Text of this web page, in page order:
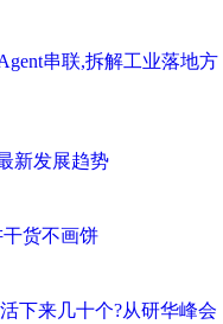
串联,拆解工业落地方
新发展趋势
货不画饼
下来几十个?从研华峰会